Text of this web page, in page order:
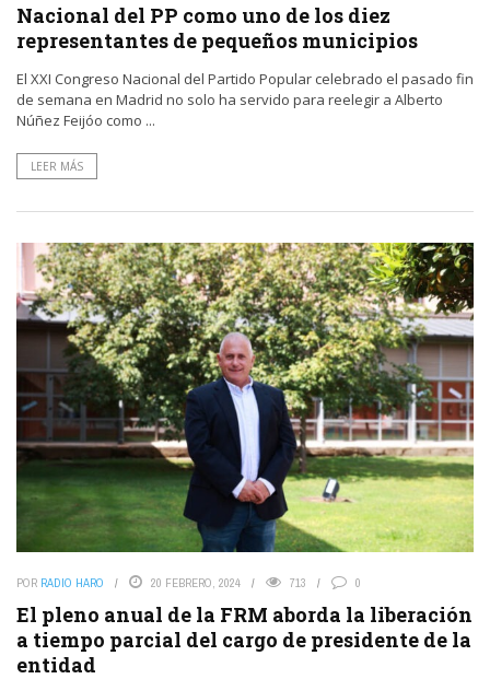
Nacional del PP como uno de los diez
representantes de pequeños municipios
El XXI Congreso Nacional del Partido Popular celebrado el pasado fin
de semana en Madrid no solo ha servido para reelegir a Alberto
Núñez Feijóo como ...
LEER MÁS
POR RADIO HARO 20 FEBRERO, 2024 713 0
El pleno anual de la FRM aborda la liberación
a tiempo parcial del cargo de presidente de la
entidad